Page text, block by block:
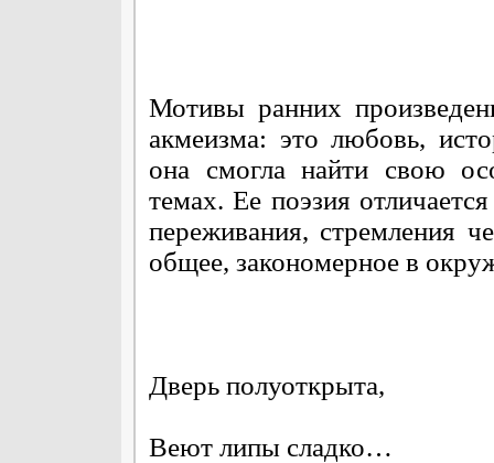
Мотивы ранних
акмеизма: это любовь,
она смогла найти свою
темах. Ее поэзия
переживания, стремления
общее, закономерное в
Дверь полуоткрыта,
Веют липы сладко…